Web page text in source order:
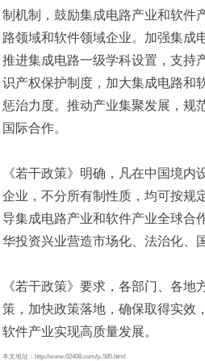
制机制，鼓励集成电路产业和软件
路领域和软件领域企业。加强集成
推进集成电路一级学科设置，支持
识产权保护制度，加大集成电路和
惩治力度。推动产业集聚发展，规
国际合作。
《若干政策》明确，凡在中国境内
企业，不分所有制性质，均可按规
导集成电路产业和软件产业全球合
华投资兴业营造市场化、法治化、
《若干政策》要求，各部门、各地
策，加快政策落地，确保取得实效
软件产业实现高质量发展。
本文地址：http://www.02408.com/p-585.html